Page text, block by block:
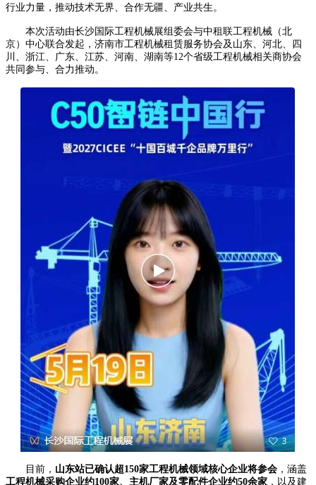
行业力量，推动技术无界、合作无疆、产业共生。
本次活动由长沙国际工程机械展组委会与中租联工程机械（北
京）中心联合发起，济南市工程机械租赁服务协会及山东、河北、四
川、浙江、广东、江苏、河南、湖南等12个省级工程机械相关商协会
共同参与、合力推动。
目前， 山东站已确认超150家工程机械领域核心企业将参会 ，涵盖
工程机械采购企业约100家、主机厂家及零配件企业约50余家 ，以及建